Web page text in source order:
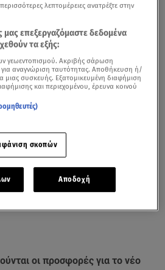
οι προσφορές για το νέο
λεπτομέρειες ανατρέξτε στην
μας επεξεργαζόμαστε δεδομένα
τα εξής:
γεωεντοπισμού. Ακριβής σάρωση
αναγνώριση ταυτότητας. Αποθήκευση ή/
συσκευής. Εξατομικευμένη διαφήμιση
και περιεχομένου, έρευνα κοινού
σκοπών
Αποδοχή